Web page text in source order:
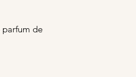
parfum de